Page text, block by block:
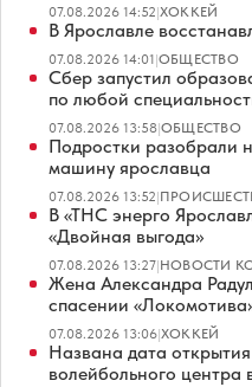
07.08.2026 14:52|ХОККЕЙ
В Ярославле
07.08.2026 14:01|ОБЩЕСТВО
Сбер запустил
по любой
07.08.2026 13:58|ОБЩЕСТВО
Подростки разобрали
машину ярославца
07.08.2026 13:52|
В «ТНС энерго
«Двойная выгода»
07.08.2026 13:27|НОВОСТИ
Жена Александра
спасении
07.08.2026 13:06|ХОККЕЙ
Названа дата
волейбольного центра